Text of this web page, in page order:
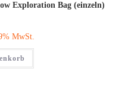
Exploration Bag (einzeln)
MwSt.